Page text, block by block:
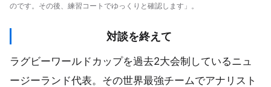
のです。その後、練習コートでゆっくりと確認します」。
対談を終えて
ラグビーワールドカップを過去2大会制しているニュ
ージーランド代表。その世界最強チームでアナリスト